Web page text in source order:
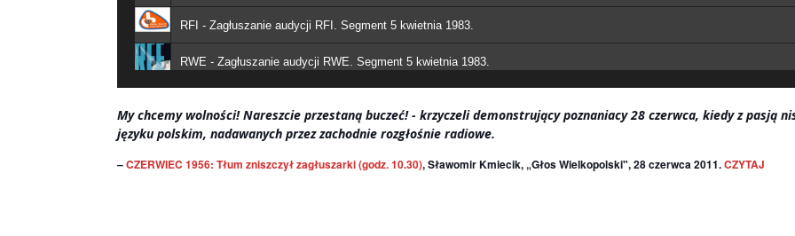
RFI - Zagłuszanie audycji RFI. Segment 5 kwietnia 1983.
RWE - Zagłuszanie audycji RWE. Segment 5 kwietnia 1983.
My chcemy wolności! Nareszcie przestaną buczeć! - krzyczeli demonstrujący poznaniacy 28 czerwca, kiedy z pasją
języku polskim, nadawanych przez zachodnie rozgłośnie radiowe.
–CZERWIEC 1956: Tłum zniszczył zagłuszarki (godz. 10.30),Sławomir Kmiecik, „Głos Wielkopolski", 28 czerwca 2011.CZYTAJ